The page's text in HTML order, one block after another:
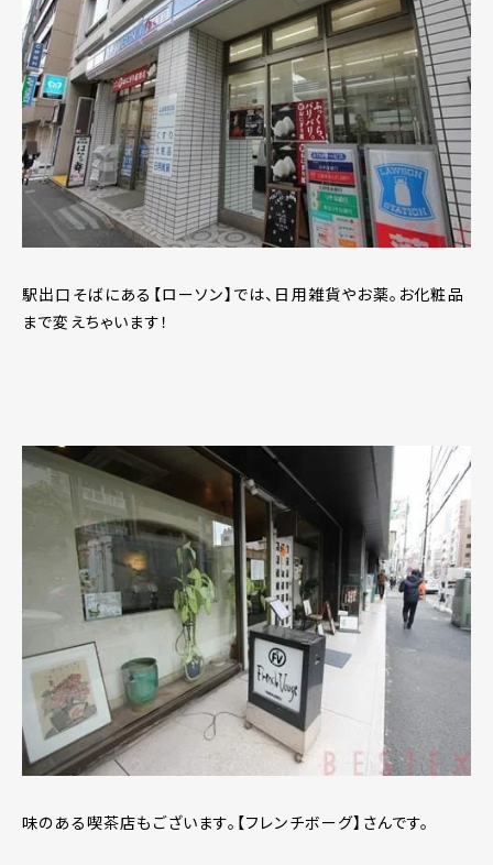
駅出口そばにある【ローソン】では、日用雑貨やお薬。お化粧品
まで変えちゃいます！
味のある喫茶店もございます。【フレンチボーグ】さんです。